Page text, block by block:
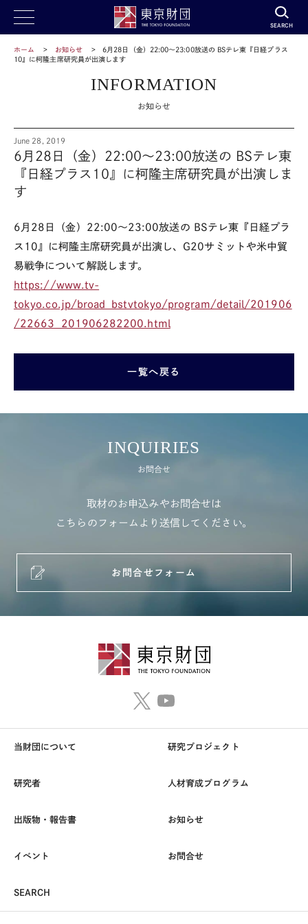
SEARCH
ホーム お知らせ
6月28日（金）22:00～23:00放送の BSテレ東『日経プラス
10』に柯隆主席研究員が出演します
INFORMATION
お知らせ
June 28, 2019
6月28日（金）22:00～23:00放送の BSテレ東
『日経プラス10』に柯隆主席研究員が出演しま
す
6月28日（金）22:00～23:00放送の BSテレ東『日経プラ
ス10』に柯隆主席研究員が出演し、G20サミットや米中貿
易戦争について解説します。
https://www.tv-
tokyo.co.jp/broad_bstvtokyo/program/detail/201906
/22663_201906282200.html
一覧へ戻る
INQUIRIES
お問合せ
取材のお申込みやお問合せは
こちらのフォームより送信してください。
お問合せフォーム
当財団について 研究プロジェクト
研究者 人材育成プログラム
出版物・報告書 お知らせ
イベント お問合せ
SEARCH